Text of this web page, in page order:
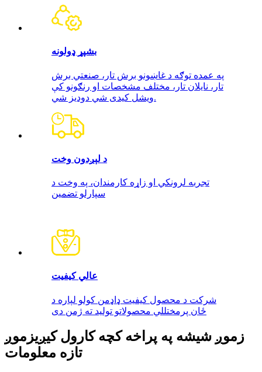
بشپړ ډولونه
په عمده توګه د غاښونو برش تار، صنعتي برش
تار، نایلان تار، مختلف مشخصات او رنګونو کې
ویشل کیدی شي دودیز شي.
د لېږدون وخت
تجربه لرونکي او زاړه کارمندان، په وخت د
سپارلو تضمین
عالي کیفیت
شرکت د محصول کیفیت ډاډمن کولو لپاره د
ځان پرمختللي محصولاتو تولید ته ژمن دی
زموږ شیشه په پراخه کچه کارول کیږيزموږ
تازه معلومات